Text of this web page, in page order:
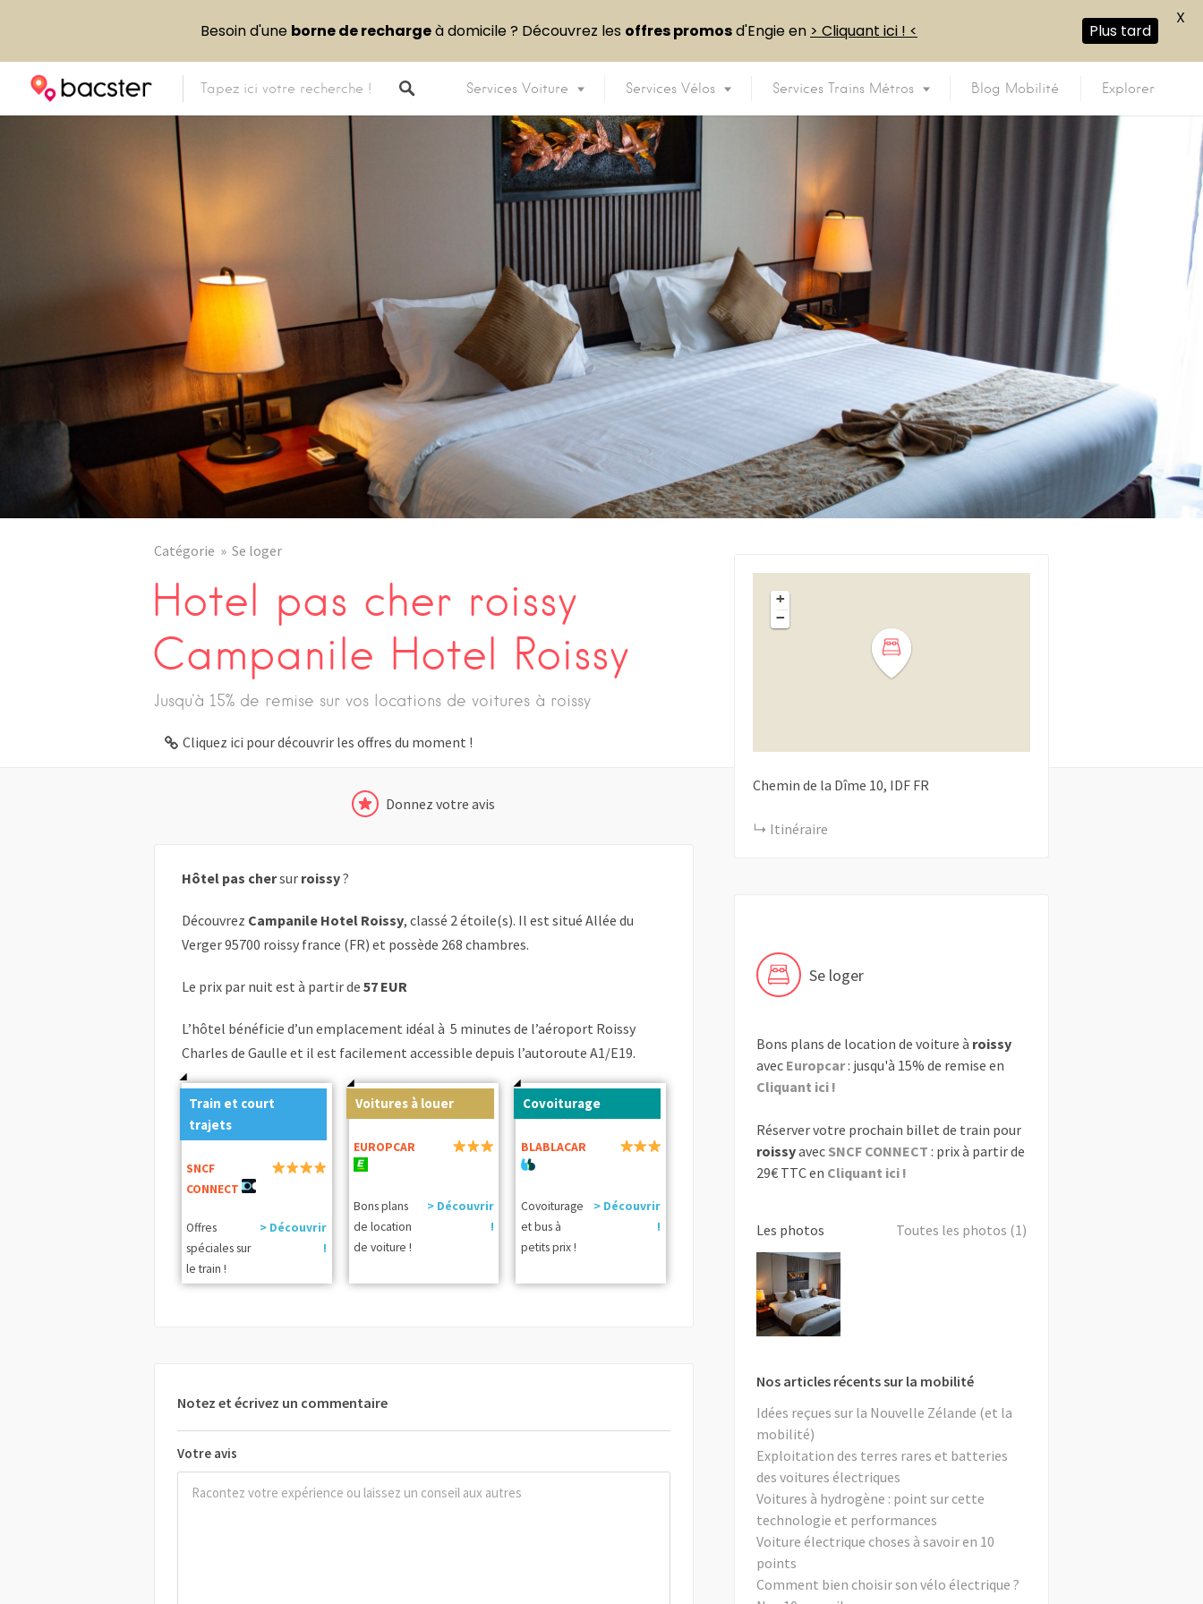
Services Voiture Services Vélos Services Trains Métros Blog Mobilité Explorer
Catégorie Se loger
Hotel pas cher roissy
Campanile Hotel Roissy
Jusqu'à 15% de remise sur vos locations de voitures à roissy
Cliquez ici pour découvrir les offres du moment !
Donnez votre avis
Hôtel pas chersur roissy?
Découvrez Campanile Hotel Roissy, classé 2 étoile(s). Il est situé Allée du
Verger 95700 roissy france (FR) et possède 268 chambres.
Le prix par nuit est à partir de 57 EUR
L’hôtel bénéficie d’un emplacement idéal à 5 minutes de l’aéroport Roissy
Charles de Gaulle et il est facilement accessible depuis l’autoroute A1/E19.
Train et court
trajets
SNCF
CONNECT
Offres
spéciales sur
le train !
> Découvrir
!
Voitures à louer
EUROPCAR
Bons plans
de location
de voiture !
> Découvrir
!
Covoiturage
BLABLACAR
Covoiturage
et bus à
petits prix !
> Découvrir
!
Notez et écrivez un commentaire
Votre avis
+
−
Chemin de la Dîme 10 IDF FR
Itinéraire
Se loger
Bons plans de location de voiture à roissy
avec Europcar: jusqu'à 15% de remise en
Cliquant ici !
Réserver votre prochain billet de train pour
roissyavec SNCF CONNECT : prix à partir de
29€ TTC en Cliquant ici !
Les photos Toutes les photos (1)
Nos articles récents sur la mobilité
Idées reçues sur la Nouvelle Zélande (et la
mobilité)
Exploitation des terres rares et batteries
des voitures électriques
Voitures à hydrogène : point sur cette
technologie et performances
Voiture électrique choses à savoir en 10
points
Comment bien choisir son vélo électrique ?
Besoin d'une borne de rechargeà domicile ? Découvrez les offres promosd'Engie en > Cliquant ici ! < Plus tard
X